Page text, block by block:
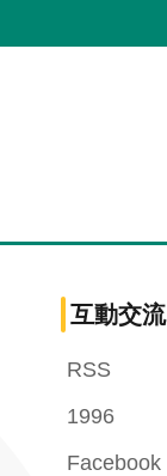
互動交流
RSS
1996
Facebook